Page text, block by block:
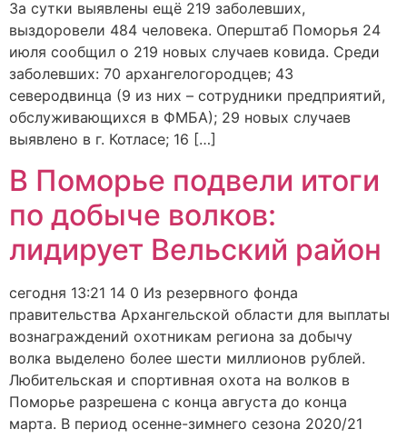
За сутки выявлены ещё 219 заболевших,
выздоровели 484 человека. Оперштаб Поморья 24
июля сообщил о 219 новых случаев ковида. Среди
заболевших: 70 архангелогородцев; 43
северодвинца (9 из них – сотрудники предприятий,
обслуживающихся в ФМБА); 29 новых случаев
выявлено в г. Котласе; 16 […]
В Поморье подвели итоги
по добыче волков:
лидирует Вельский район
сегодня 13:21 14 0 Из резервного фонда
правительства Архангельской области для выплаты
вознаграждений охотникам региона за добычу
волка выделено более шести миллионов рублей.
Любительская и спортивная охота на волков в
Поморье разрешена с конца августа до конца
марта. В период осенне-зимнего сезона 2020/21